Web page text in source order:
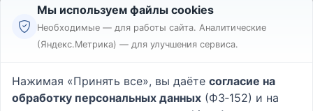
Реклама
Пользовательское соглашение
Политика конфиденциальности
Мы используем файлы cookies
Необходимые — для работы сайта. Аналитические
(Яндекс.Метрика) — для улучшения сервиса.
Нажимая «Принять все», вы даёте согласие на
обработку персональных данных (ФЗ‑152) и на